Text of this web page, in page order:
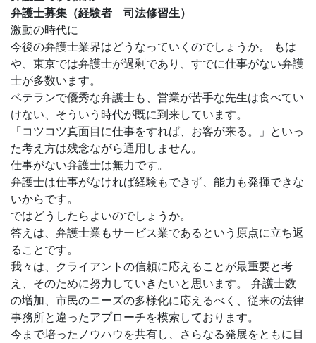
弁護士募集（経験者 司法修習生）
激動の時代に
今後の弁護士業界はどうなっていくのでしょうか。 もは
や、東京では弁護士が過剰であり、すでに仕事がない弁護
士が多数います。
ベテランで優秀な弁護士も、営業が苦手な先生は食べてい
けない、そういう時代が既に到来しています。
「コツコツ真面目に仕事をすれば、お客が来る。」といっ
た考え方は残念ながら通用しません。
仕事がない弁護士は無力です。
弁護士は仕事がなければ経験もできず、能力も発揮できな
いからです。
ではどうしたらよいのでしょうか。
答えは、弁護士業もサービス業であるという原点に立ち返
ることです。
我々は、クライアントの信頼に応えることが最重要と考
え、そのために努力していきたいと思います。 弁護士数
の増加、市民のニーズの多様化に応えるべく、従来の法律
事務所と違ったアプローチを模索しております。
今まで培ったノウハウを共有し、さらなる発展をともに目